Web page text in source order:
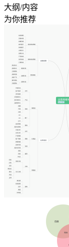
大纲/内容
为你推荐